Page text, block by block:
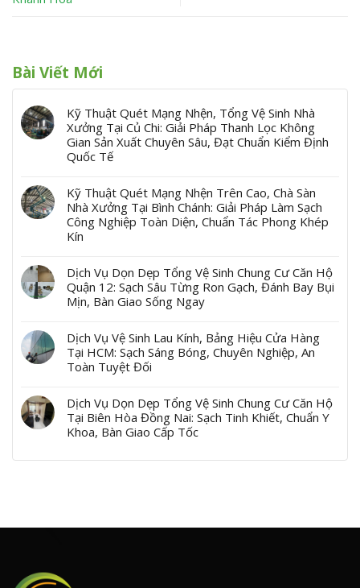
Bài Viết Mới
Kỹ Thuật Quét Mạng Nhện, Tổng Vệ Sinh Nhà
Xưởng Tại Củ Chi: Giải Pháp Thanh Lọc Không
Gian Sản Xuất Chuyên Sâu, Đạt Chuẩn Kiểm Định
Quốc Tế
Kỹ Thuật Quét Mạng Nhện Trên Cao, Chà Sàn
Nhà Xưởng Tại Bình Chánh: Giải Pháp Làm Sạch
Công Nghiệp Toàn Diện, Chuẩn Tác Phong Khép
Kín
Dịch Vụ Dọn Dẹp Tổng Vệ Sinh Chung Cư Căn Hộ
Quận 12: Sạch Sâu Từng Ron Gạch, Đánh Bay Bụi
Mịn, Bàn Giao Sống Ngay
Dịch Vụ Vệ Sinh Lau Kính, Bảng Hiệu Cửa Hàng
Tại HCM: Sạch Sáng Bóng, Chuyên Nghiệp, An
Toàn Tuyệt Đối
Dịch Vụ Dọn Dẹp Tổng Vệ Sinh Chung Cư Căn Hộ
Tại Biên Hòa Đồng Nai: Sạch Tinh Khiết, Chuẩn Y
Khoa, Bàn Giao Cấp Tốc